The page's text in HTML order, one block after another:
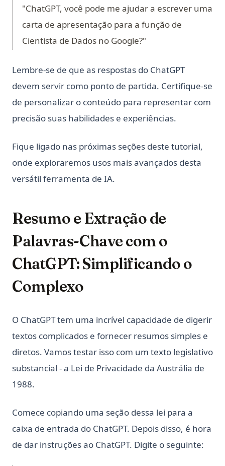
"ChatGPT, você pode me ajudar a escrever uma
carta de apresentação para a função de
Cientista de Dados no Google?"
Lembre-se de que as respostas do ChatGPT
devem servir como ponto de partida. Certifique-se
de personalizar o conteúdo para representar com
precisão suas habilidades e experiências.
Fique ligado nas próximas seções deste tutorial,
onde exploraremos usos mais avançados desta
versátil ferramenta de IA.
Resumo e Extração de
Palavras-Chave com o
ChatGPT: Simplificando o
Complexo
O ChatGPT tem uma incrível capacidade de digerir
textos complicados e fornecer resumos simples e
diretos. Vamos testar isso com um texto legislativo
substancial - a Lei de Privacidade da Austrália de
1988.
Comece copiando uma seção dessa lei para a
caixa de entrada do ChatGPT. Depois disso, é hora
de dar instruções ao ChatGPT. Digite o seguinte: